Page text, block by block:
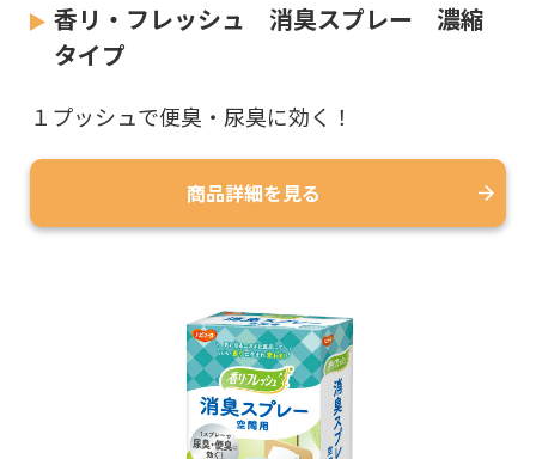
香リ・フレッシュ 消臭スプレー 濃縮
タイプ
１プッシュで便臭・尿臭に効く！
商品詳細を見る